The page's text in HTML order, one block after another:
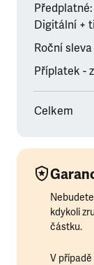
Předplatné:
Digitální +
Roční sleva
Příplatek -
Celkem
kdykoli
částku.
V